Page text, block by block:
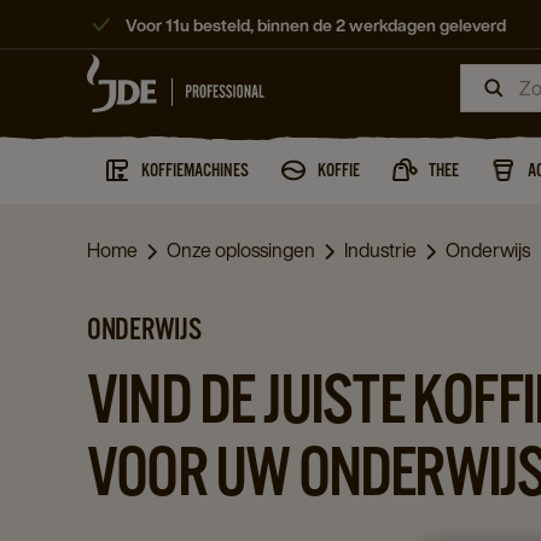
Voor 11u besteld, binnen de 2 werkdagen geleverd
KOFFIEMACHINES KOFFIE THEE
Home Onze oplossingen Industrie Onderwijs
ONDERWIJS
VIND DE JUISTE
VOOR UW